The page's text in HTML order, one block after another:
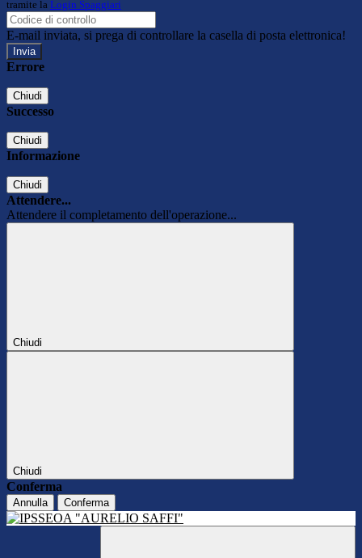
tramite la Login Spaggiari
E-mail inviata, si prega di controllare la casella di posta elettronica!
Errore
Chiudi
Successo
Chiudi
Informazione
Chiudi
Attendere...
Attendere il completamento dell'operazione...
Chiudi
Chiudi
Conferma
Annulla Conferma